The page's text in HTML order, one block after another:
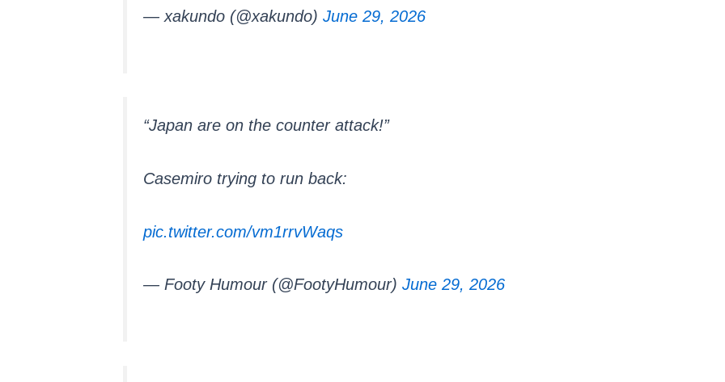
— xakundo (@xakundo) June 29, 2026
“Japan are on the counter attack!”
Casemiro trying to run back:
pic.twitter.com/vm1rrvWaqs
— Footy Humour (@FootyHumour) June 29, 2026